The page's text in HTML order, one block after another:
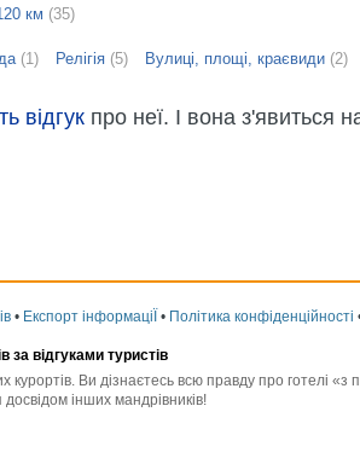
км (35)
(1) Релігія(5) Вулиці, площі, краєвиди(2)
відгукпро неї. І вона з'явиться
• Експорт інформаціЇ • Політика конфіденційності
за відгуками туристів
курортів. Ви дізнаєтесь всю правду про
інших мандрівників!